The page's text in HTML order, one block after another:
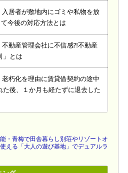
入居者が敷地内にゴミや私物を放
今後の対応方法とは
不動産管理会社に不信感⁈不動産
」とは
老朽化を理由に賃貸借契約の途中
た後、１か月も経たずに退去した
・青梅で田舎暮らし別荘やリゾートオ
える「大人の遊び基地」でデュアルラ